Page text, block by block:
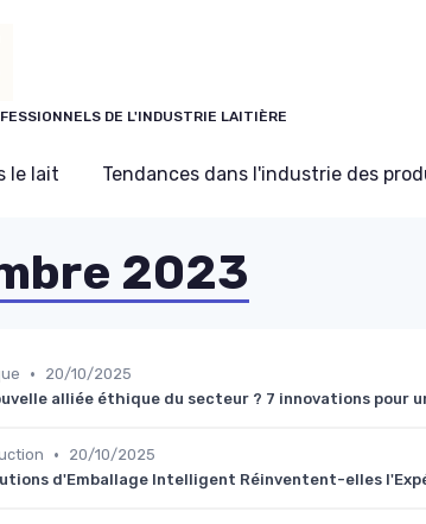
DE L'INDUSTRIE LAITIÈRE
le lait Tendances dans l'industrie des
2023
•
20/10/2025
alliée éthique du secteur ? 7 innovations pour
•
20/10/2025
d'Emballage Intelligent Réinventent-elles